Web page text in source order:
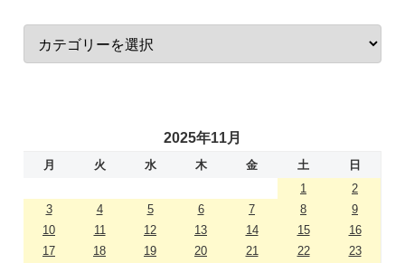
2025年11月
月 火 水 木 金 土
日
1
2
3
4 5 6 7 8
9
10
11 12 13 14 15
16
17
18 19 20 21 22
23